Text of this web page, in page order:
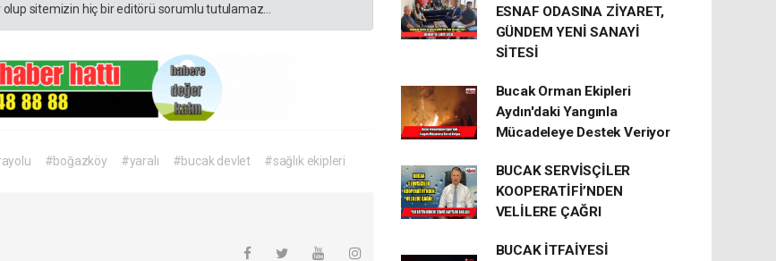
sitemizin hiç bir editörü sorumlu tutulamaz...
#boğazköy #yaralı #bucak devlet #sağlık ekipleri
ESNAF ODASINA ZİYARET,
GÜNDEM YENİ SANAYİ
SİTESİ
Bucak Orman Ekipleri
Aydın'daki Yangınla
Mücadeleye Destek Veriyor
BUCAK SERVİSÇİLER
KOOPERATİFİ’NDEN
VELİLERE ÇAĞRI
BUCAK İTFAİYESİ